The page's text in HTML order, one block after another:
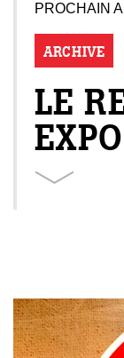
PROCHAIN
ARCHIVE
LE